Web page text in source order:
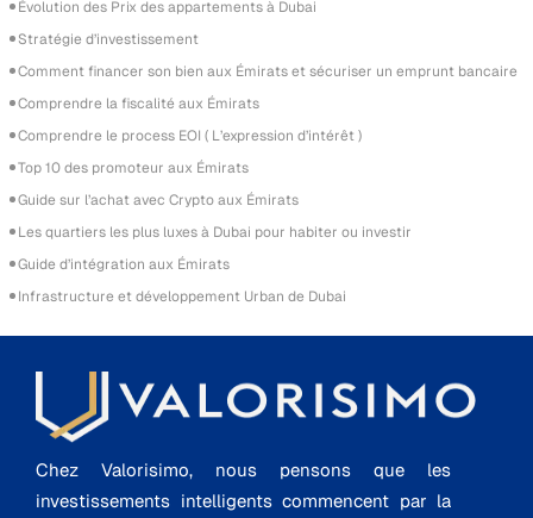
Évolution des Prix des appartements à Dubai
Stratégie d’investissement
Comment financer son bien aux Émirats et sécuriser un emprunt bancaire
Comprendre la fiscalité aux Émirats
Comprendre le process EOI ( L’expression d’intérêt )
Top 10 des promoteur aux Émirats
Guide sur l’achat avec Crypto aux Émirats
Les quartiers les plus luxes à Dubai pour habiter ou investir
Guide d’intégration aux Émirats
Infrastructure et développement Urban de Dubai
Chez Valorisimo, nous pensons que les
investissements intelligents commencent par la